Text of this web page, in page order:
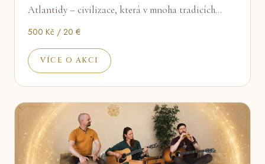
Atlantidy – civilizace, která v mnoha tradicích…
500 Kč / 20 €
VÍCE O AKCI